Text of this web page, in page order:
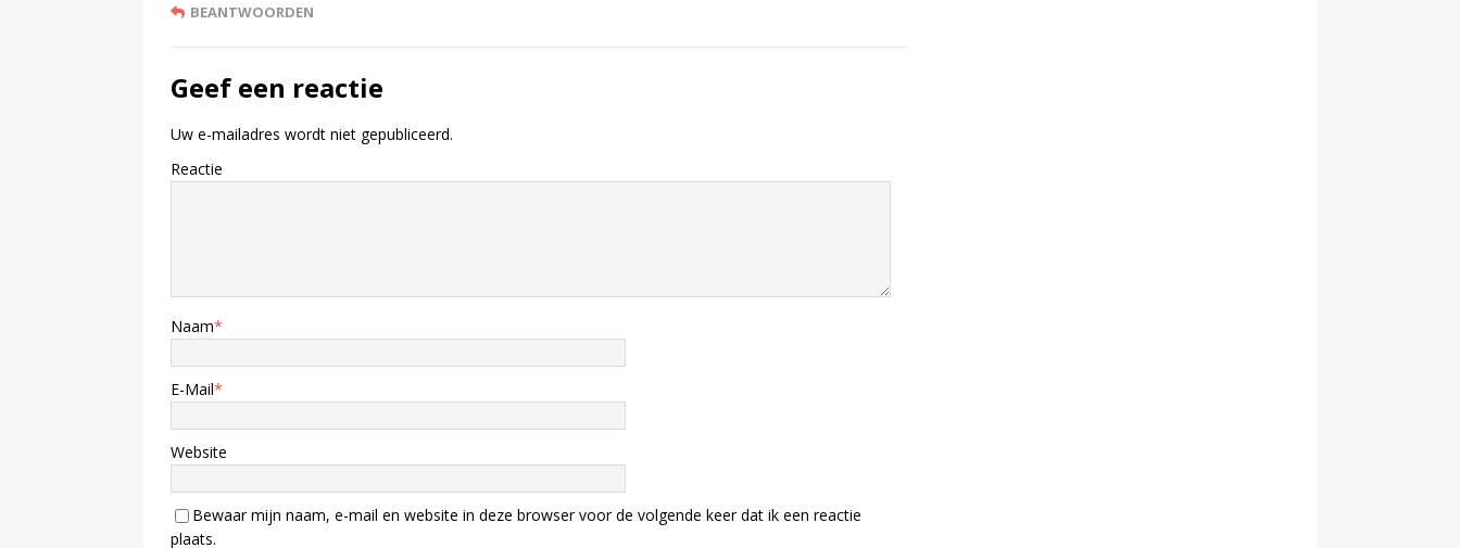
BEANTWOORDEN
Geef een reactie
Uw e-mailadres wordt niet gepubliceerd.
Reactie
Naam*
E-Mail*
Website
Bewaar mijn naam, e-mail en website in deze browser voor de volgende keer dat ik een reactie
plaats.